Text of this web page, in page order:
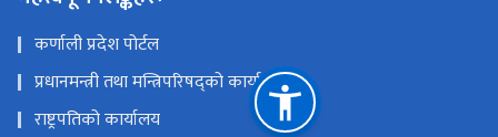
कर्णाली प्रदेश पोर्टल
प्रधानमन्त्री तथा मन्त्रिपरिषद्को कार्यालय
राष्ट्रपतिको कार्यालय